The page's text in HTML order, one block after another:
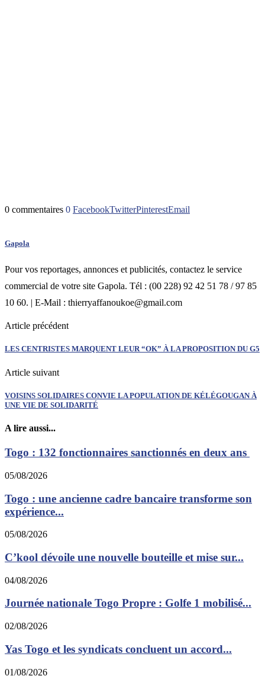
0 commentaires 0 FacebookTwitterPinterestEmail
Gapola
Pour vos reportages, annonces et publicités, contactez le service
commercial de votre site Gapola. Tél : (00 228) 92 42 51 78 / 97 85
10 60. | E-Mail : thierryaffanoukoe@gmail.com
Article précédent
LES CENTRISTES MARQUENT LEUR “OK” À LA PROPOSITION DU G5
Article suivant
VOISINS SOLIDAIRES CONVIE LA POPULATION DE KÉLÉGOUGAN À
UNE VIE DE SOLIDARITÉ
A lire aussi...
Togo : 132 fonctionnaires sanctionnés en deux ans
05/08/2026
Togo : une ancienne cadre bancaire transforme son
expérience...
05/08/2026
C’kool dévoile une nouvelle bouteille et mise sur...
04/08/2026
Journée nationale Togo Propre : Golfe 1 mobilisé...
02/08/2026
Yas Togo et les syndicats concluent un accord...
01/08/2026